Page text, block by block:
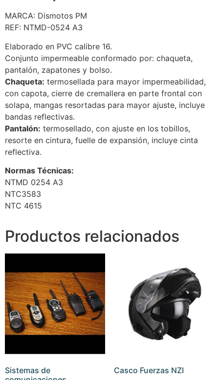
MARCA: Dismotos PM
REF: NTMD-0524 A3
Elaborado en PVC calibre 16.
Conjunto impermeable conformado por: chaqueta,
pantalón, zapatones y bolso.
Chaqueta: termosellada para mayor impermeabilidad,
con capota, cierre de cremallera en parte frontal con
solapa, mangas resortadas para mayor ajuste, incluye
bandas reflectivas.
Pantalón: termosellado, con ajuste en los tobillos,
resorte en cintura, fuelle de expansión, incluye cinta
reflectiva.
Normas Técnicas:
NTMD 0254 A3
NTC3583
NTC 4615
Productos relacionados
Sistemas de
Casco Fuerzas NZI